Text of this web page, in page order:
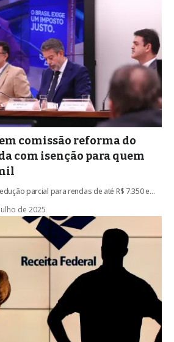
comissão reforma do
com isenção para quem
parcial para rendas de até R$ 7.350 e…
de 2025